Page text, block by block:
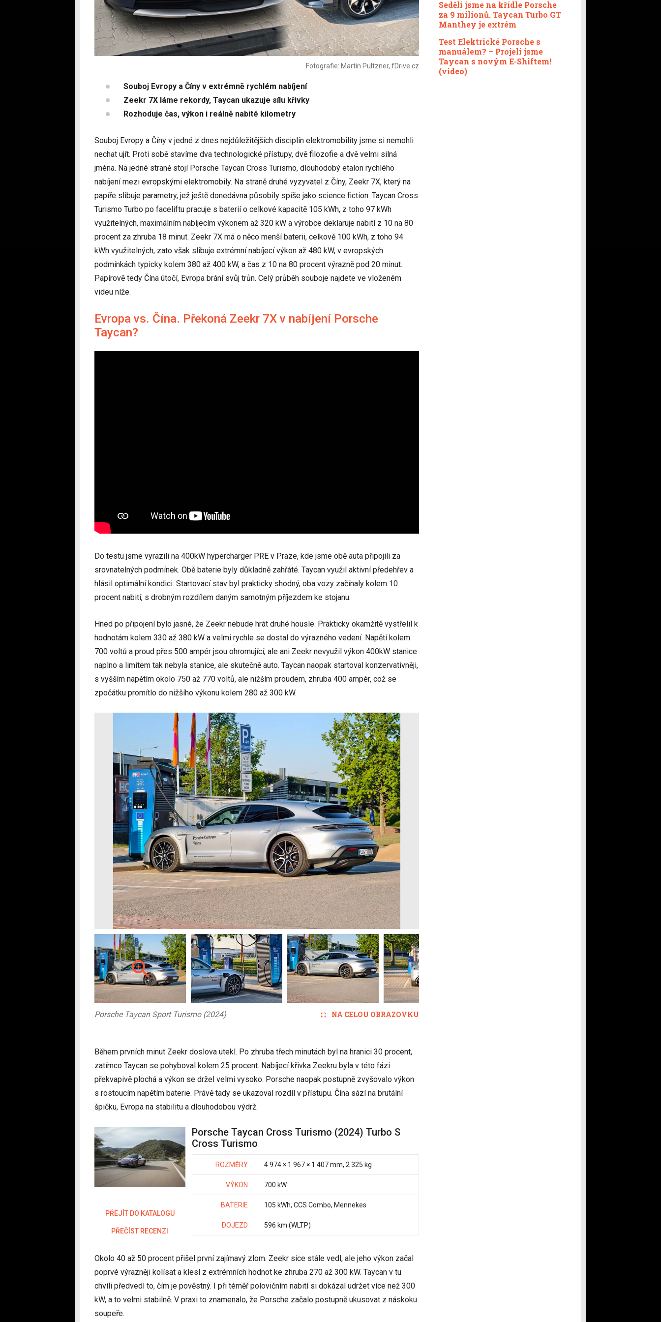
Fotografie: Martin Pultzner, fDrive.cz
Souboj Evropy a Číny v extrémně rychlém nabíjení
Zeekr 7X láme rekordy, Taycan ukazuje sílu křivky
Rozhoduje čas, výkon i reálně nabité kilometry
Souboj Evropy a Číny v jedné z dnes nejdůležitějších disciplín elektromobility jsme si nemohli
nechat ujít. Proti sobě stavíme dva technologické přístupy, dvě filozofie a dvě velmi silná
jména. Na jedné straně stojí Porsche Taycan Cross Turismo, dlouhodobý etalon rychlého
nabíjení mezi evropskými elektromobily. Na straně druhé vyzyvatel z Číny, Zeekr 7X, který na
papíře slibuje parametry, jež ještě donedávna působily spíše jako science fiction. Taycan Cross
Turismo Turbo po faceliftu pracuje s baterií o celkové kapacitě 105 kWh, z toho 97 kWh
využitelných, maximálním nabíjecím výkonem až 320 kW a výrobce deklaruje nabití z 10 na 80
procent za zhruba 18 minut. Zeekr 7X má o něco menší baterii, celkově 100 kWh, z toho 94
kWh využitelných, zato však slibuje extrémní nabíjecí výkon až 480 kW, v evropských
podmínkách typicky kolem 380 až 400 kW, a čas z 10 na 80 procent výrazně pod 20 minut.
Papírově tedy Čína útočí, Evropa brání svůj trůn. Celý průběh souboje najdete ve vloženém
videu níže.
Evropa vs. Čína. Překoná Zeekr 7X v nabíjení Porsche
Taycan?
Do testu jsme vyrazili na 400kW hypercharger PRE v Praze, kde jsme obě auta připojili za
srovnatelných podmínek. Obě baterie byly důkladně zahřáté. Taycan využil aktivní předehřev a
hlásil optimální kondici. Startovací stav byl prakticky shodný, oba vozy začínaly kolem 10
procent nabití, s drobným rozdílem daným samotným příjezdem ke stojanu.
Hned po připojení bylo jasné, že Zeekr nebude hrát druhé housle. Prakticky okamžitě vystřelil k
hodnotám kolem 330 až 380 kW a velmi rychle se dostal do výrazného vedení. Napětí kolem
700 voltů a proud přes 500 ampér jsou ohromující, ale ani Zeekr nevyužil výkon 400kW stanice
naplno a limitem tak nebyla stanice, ale skutečně auto. Taycan naopak startoval konzervativněji,
s vyšším napětím okolo 750 až 770 voltů, ale nižším proudem, zhruba 400 ampér, což se
zpočátku promítlo do nižšího výkonu kolem 280 až 300 kW.
NA CELOU OBRAZOVKU
Porsche Taycan Sport Turismo (2024)
Během prvních minut Zeekr doslova utekl. Po zhruba třech minutách byl na hranici 30 procent,
zatímco Taycan se pohyboval kolem 25 procent. Nabíjecí křivka Zeekru byla v této fázi
překvapivě plochá a výkon se držel velmi vysoko. Porsche naopak postupně zvyšovalo výkon
s rostoucím napětím baterie. Právě tady se ukazoval rozdíl v přístupu. Čína sází na brutální
špičku, Evropa na stabilitu a dlouhodobou výdrž.
PŘEJÍT DO KATALOGU
PŘEČÍST RECENZI
Porsche Taycan Cross Turismo (2024) Turbo S
Cross Turismo
ROZMĚRY 4 974 × 1 967 × 1 407 mm, 2 325 kg
VÝKON 700 kW
BATERIE 105 kWh, CCS Combo, Mennekes
DOJEZD 596 km (WLTP)
Okolo 40 až 50 procent přišel první zajímavý zlom. Zeekr sice stále vedl, ale jeho výkon začal
poprvé výrazněji kolísat a klesl z extrémních hodnot ke zhruba 270 až 300 kW. Taycan v tu
chvíli předvedl to, čím je pověstný. I při téměř polovičním nabití si dokázal udržet více než 300
kW, a to velmi stabilně. V praxi to znamenalo, že Porsche začalo postupně ukusovat z náskoku
soupeře.
Seděli jsme na křídle Porsche
za 9 milionů. Taycan Turbo GT
Manthey je extrém
Test Elektrické Porsche s
manuálem? – Projeli jsme
Taycan s novým E-Shiftem!
(video)